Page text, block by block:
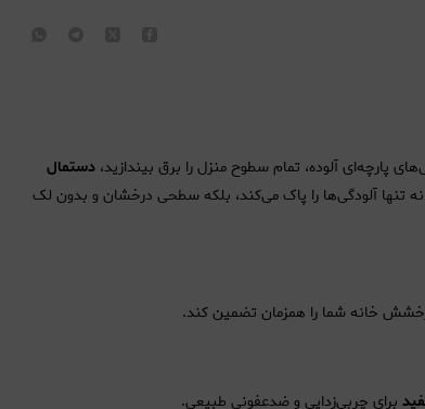
پارچه‌ای آلوده، تمام سطوح منزل را برق بیندازید، دستمال
آلودگی‌ها را پاک می‌کند، بلکه سطحی درخشان و بدون لک
خانه شما را همزمان تضمین کند.
برای چربی‌زدایی و ضدعفونی طبیعی.